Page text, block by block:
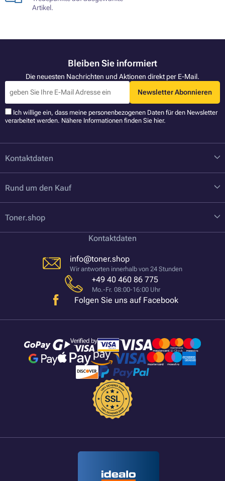
Artikel.
Bleiben Sie informiert
Die neuesten Nachrichten und Aktionen direkt per E-Mail.
Newsletter Abonnieren
Ich willige ein, dass meine personenbezogenen Daten für den Newsletter
verarbeitet werden. Nähere Informationen finden Sie hier.
Kontaktdaten
Rund um den Kauf
Toner.shop
Kontaktdaten
info@toner.shop
Wir antworten innerhalb von 24 Stunden
+49 40 460 86 775
Mo.-Fr. 08:00-16:00 Uhr
Folgen Sie uns auf Facebook